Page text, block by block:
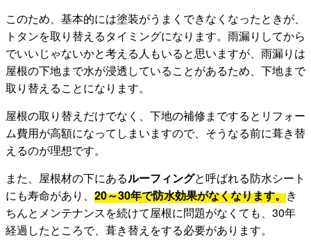
このため、基本的には塗装がうまくできなくなったときが、
トタンを取り替えるタイミングになります。雨漏りしてから
でいいじゃないかと考える人もいると思いますが、雨漏りは
屋根の下地まで水が浸透していることがあるため、下地まで
取り替えることになります。
屋根の取り替えだけでなく、下地の補修までするとリフォー
ム費用が高額になってしまいますので、そうなる前に葺き替
えるのが理想です。
また、屋根材の下にあるルーフィングと呼ばれる防水シート
にも寿命があり、 20～30年で防水効果がなくなります。き
ちんとメンテナンスを続けて屋根に問題がなくても、30年
経過したところで、葺き替えをする必要があります。